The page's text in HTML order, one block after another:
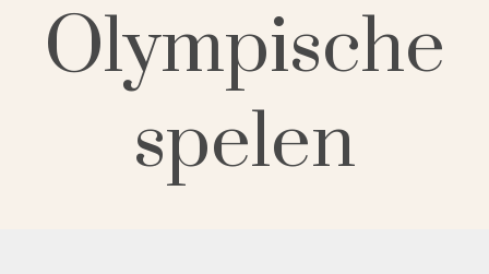
Olympische
spelen